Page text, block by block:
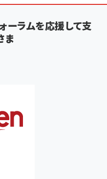
ーラムを応援して支
ま